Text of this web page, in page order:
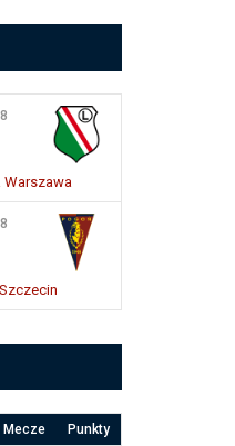
Warszawa
Mecze Punkty